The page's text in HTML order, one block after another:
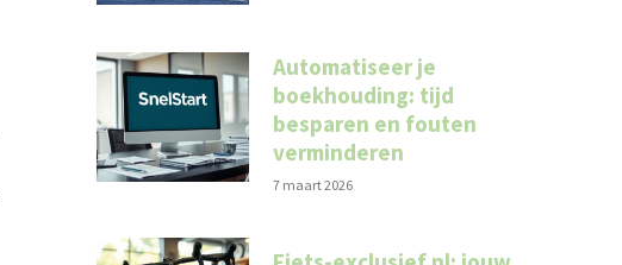
Automatiseer je
boekhouding: tijd
besparen en fouten
verminderen
7 maart 2026